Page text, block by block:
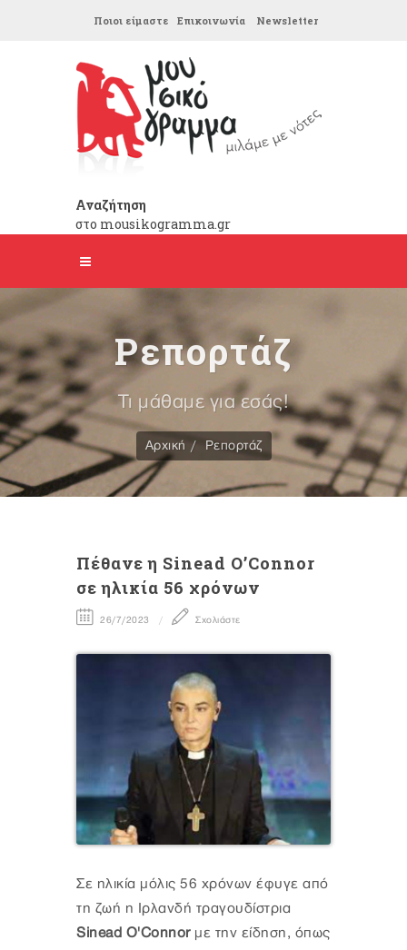
Ποιοι είμαστε Επικοινωνία Newsletter
Αναζήτηση
στο mousikogramma.gr
Ρεπορτάζ
Τι μάθαμε για εσάς!
Αρχική Ρεπορτάζ
Πέθανε η Sinead O’Connor
σε ηλικία 56 χρόνων
26/7/2023 Σχολιάστε
Σε ηλικία μόλις 56 χρόνων έφυγε από
τη ζωή η Ιρλανδή τραγουδίστρια
Sinead O'Connor με την είδηση, όπως